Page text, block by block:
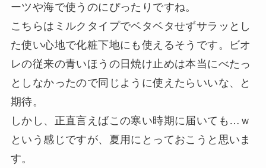
ーツや海で使うのにぴったりですね。
こちらはミルクタイプでベタベタせずサラッとし
た使い心地で化粧下地にも使えるそうです。ビオ
レの従来の青いほうの日焼け止めは本当にべたっ
としなかったので同じように使えたらいいな、と
期待。
しかし、正直言えばこの寒い時期に届いても…ｗ
という感じですが、夏用にとっておこうと思いま
す。